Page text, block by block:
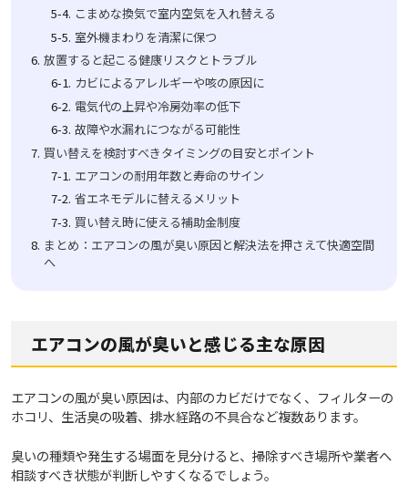
こまめな換気で室内空気を入れ替える
室外機まわりを清潔に保つ
放置すると起こる健康リスクとトラブル
カビによるアレルギーや咳の原因に
電気代の上昇や冷房効率の低下
故障や水漏れにつながる可能性
買い替えを検討すべきタイミングの目安とポイント
エアコンの耐用年数と寿命のサイン
省エネモデルに替えるメリット
買い替え時に使える補助金制度
まとめ：エアコンの風が臭い原因と解決法を押さえて快適空間
へ
エアコンの風が臭いと感じる主な原因
エアコンの風が臭い原因は、内部のカビだけでなく、フィルターの
ホコリ、生活臭の吸着、排水経路の不具合など複数あります。
臭いの種類や発生する場面を見分けると、掃除すべき場所や業者へ
相談すべき状態が判断しやすくなるでしょう。